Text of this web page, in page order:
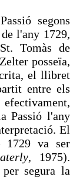
segons
l'any 1729,
Tomàs de
posseïa,
el llibret
entre els
Passió l'any
El
1729 va ser
, 1975).
segura la